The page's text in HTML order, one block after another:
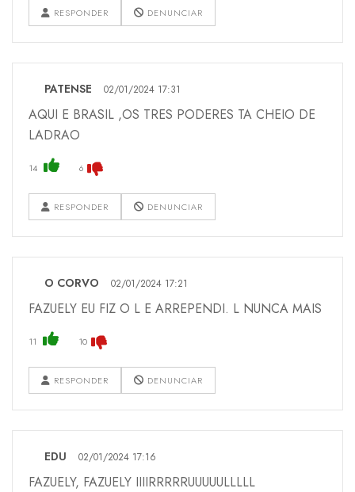
RESPONDER DENUNCIAR
PATENSE 02/01/2024 17:31
AQUI E BRASIL ,OS TRES PODERES TA CHEIO DE
LADRAO
14 6
RESPONDER DENUNCIAR
O CORVO 02/01/2024 17:21
FAZUELY EU FIZ O L E ARREPENDI. L NUNCA MAIS
11 10
RESPONDER DENUNCIAR
EDU 02/01/2024 17:16
FAZUELY, FAZUELY IIIIRRRRRUUUUULLLLL